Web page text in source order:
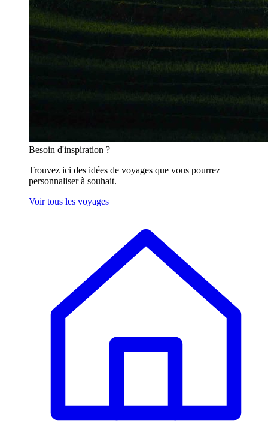
Besoin d'inspiration ?
Trouvez ici des idées de voyages que vous pourrez
personnaliser à souhait.
Voir tous les voyages